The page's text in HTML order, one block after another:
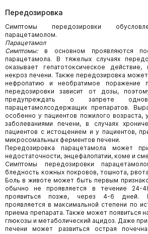
Передозировка
Симптомы передозировки
парацетамолом.
Парацетамол
Симптомы:в основном проявляются
парацетамола. В тяжелых случаях
оказывает гепатотоксическое
некроз печени. Также передозировка
нефропатию и необратимое поражение
передозировки зависит от дозы,
предупреждать о запрете
парацетамолсодержащих препаратов.
особенно у пациентов пожилого возраста,
заболеваниями печени, в случаях
пациентов с истощением и у пациентов,
микросомальных ферментов печени.
Передозировка парацетамола может
недостаточности, энцефалопатии, коме и
Симптомы передозировки
бледность кожных покровов, тошнота,
Боль в животе может быть первым
обычно не проявляется в течение
проявиться позже, через 4-6 дней.
проявляется в максимальной степени по
приема препарата. Также может появиться
глюкозы и метаболический ацидоз. Даже
печени может развиться острая